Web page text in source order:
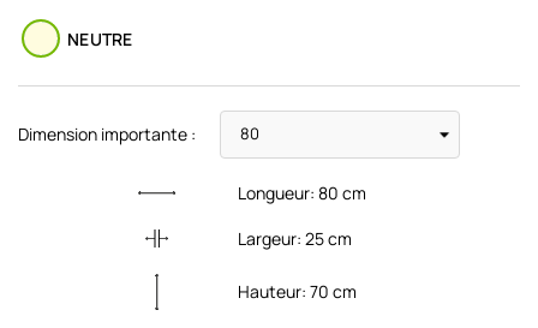
NEUTRE
Dimension importante :
Longueur:80 cm
Largeur:25cm
Hauteur:70 cm